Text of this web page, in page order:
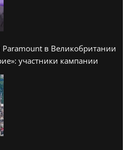
Paramount в Великобритании
участники кампании